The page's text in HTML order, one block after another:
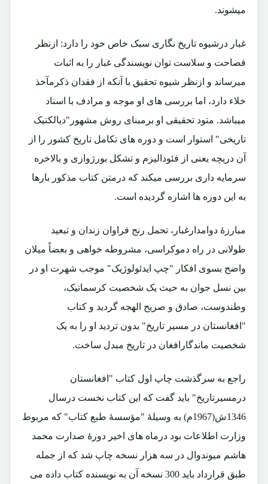
میشوند.
غبار درشیوه تاریخ نگاری سبک خاص خود را دارد: ازنظر
فصاحت و سلاست توان نویسندگی غبار را به اثبات
میرساند و ازنظر شیوه تحقیق با آنکه از فقدان ذکرمآخذ
خلاء دارد، اما بررسی های او موجه و مرادف با اسناد
میباشد. متود تحقیقی او برمبنای روش مشهور"دیالکتیک
تاریخی" استوار است و دوره های تکامل تاریخ کشور را از
آن دریچه یعنی از فئودالیزم و تشکل بورژوازی و بالاخره
سرمایه داری بررسی میکند که درمتن کتاب مذکور بارها
به این دوره ها اشاره گردیده است.
مبارزۀ دوامدارغبار، تحمل رنج فراوان زندان و تبعید
طولانی در راه دموکراسی، مشروطه خواهی و بعضاً میلان
واضح بسوی افکار "چپ ایدئولوژیک" موجب شهرت او در
بین نسل جوان به حیث یک شخصیت کرسماتیک،
وطندوست، صادق و صریح الهجه گردید و کتاب
"افغانستان در مسیر تاریخ" بدون تردید او را به یک
شخصیت ماندگارافغان در تاریخ مبدل ساخت.
راجع به سرگذشت چاپ اول کتاب "افغانستان
درمسیرتاریخ" باید گفت که این کتاب نخست درسال
1346ش(1967م) به وسیلۀ "مؤسسۀ طبع کتاب" که مربوط
وزارت اطلاعات بود درماه های اخیر دورۀ صدارت محمد
هاشم میوندوال در سه هزار نسخه چاپ شد که از جمله
طبق قرارداد باید 300 نسخه آن به نویسنده کتاب داده می